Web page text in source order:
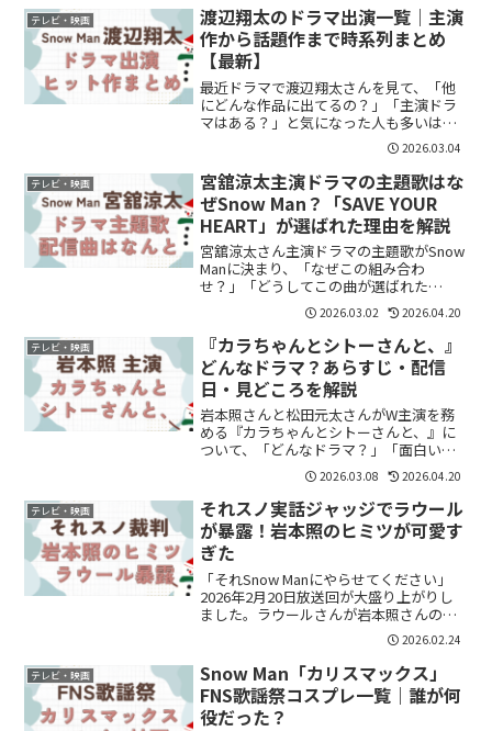
テレビ・映画
渡辺翔太のドラマ出演一覧｜主演
作から話題作まで時系列まとめ
【最新】
最近ドラマで渡辺翔太さんを見て、「他
にどんな作品に出てるの？」「主演ドラ
マはある？」と気になった人も多いは
ず。Snow Manとしての活動はもちろん、
俳優としての出演も着実に増えていま
す。ここでは、渡辺翔太さんのドラマ出
演作を時系列でまとめ...
2026.03.04
テレビ・映画
宮舘涼太主演ドラマの主題歌はな
ぜSnow Man？「SAVE YOUR
HEART」が選ばれた理由を解説
宮舘涼太さん主演ドラマの主題歌がSnow
Manに決まり、「なぜこの組み合わ
せ？」「どうしてこの曲が選ばれた
の？」と気になっている方も多いのでは
ないでしょうか。結論からいうと、“主演
メンバー×グループ主題歌”という王道パ
ターンに加え、ドラマ...
2026.03.02 2026.04.20
テレビ・映画
『カラちゃんとシトーさんと、』
どんなドラマ？あらすじ・配信
日・見どころを解説
岩本照さんと松田元太さんがW主演を務
める『カラちゃんとシトーさんと、』に
ついて、「どんなドラマ？」「面白い
の？」と気になっている方も多いのでは
ないでしょうか。結論からいうと、本作
はサウナ・旅・食事をテーマにした、日
常の疲れをゆるめるヒーリン...
2026.03.08 2026.04.20
テレビ・映画
それスノ実話ジャッジでラウール
が暴露！岩本照のヒミツが可愛す
ぎた
「それSnow Manにやらせてください」
2026年2月20日放送回が大盛り上がりし
ました。ラウールさんが岩本照さんのヒ
ミツを大暴露。クールでストイックなイ
メージの岩本さんですが、今回はまさか
の“かわいい一面”が続々。まとめていき
ます。岩本...
2026.02.24
テレビ・映画
Snow Man「カリスマックス」
FNS歌謡祭コスプレ一覧｜誰が何
役だった？